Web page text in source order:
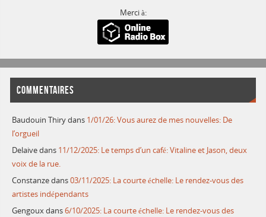
Merci à:
COMMENTAIRES
Baudouin Thirydans 1/01/26: Vous aurez de mes nouvelles: De
l’orgueil
Delaivedans 11/12/2025: Le temps d’un café: Vitaline et Jason, deux
voix de la rue.
Constanzedans03/11/2025: La courte échelle: Le rendez-vous des
artistes indépendants
Gengouxdans6/10/2025: La courte échelle: Le rendez-vous des